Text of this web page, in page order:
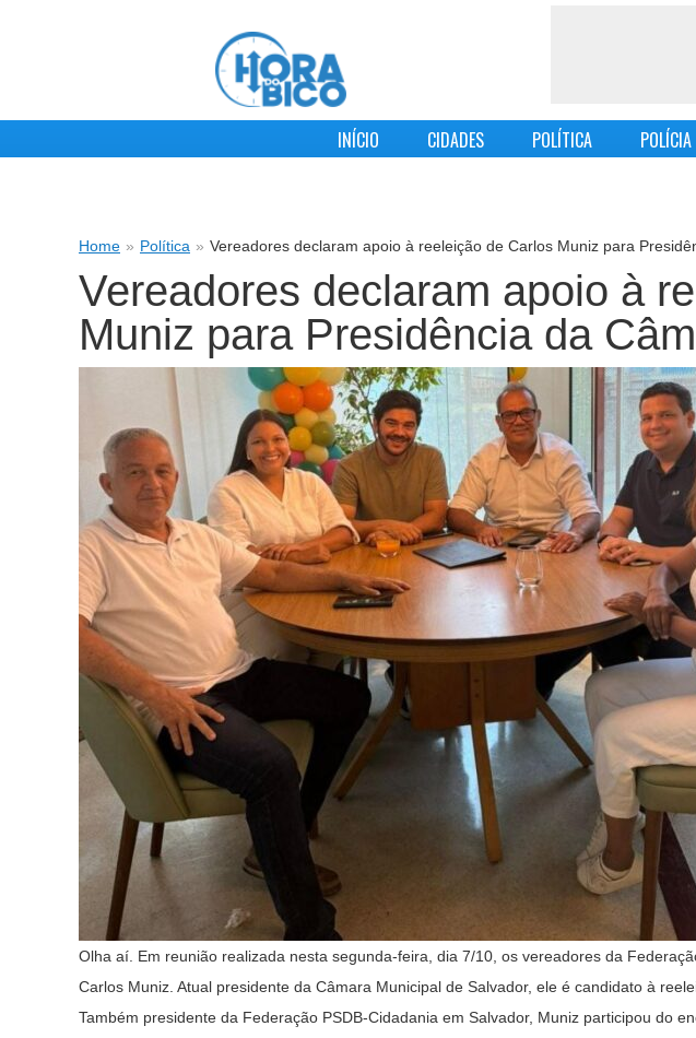
INÍCIO CIDADES POLÍTICA POLÍCIA
Home » Política » Vereadores declaram apoio à reeleição de Carlos Muniz para
Vereadores declaram apoio à
Muniz para Presidência da
Olha aí. Em reunião realizada nesta segunda-feira, dia 7/10, os vereadores da
Carlos Muniz. Atual presidente da Câmara Municipal de Salvador, ele é candidato à
Também presidente da Federação PSDB-Cidadania em Salvador, Muniz participou do